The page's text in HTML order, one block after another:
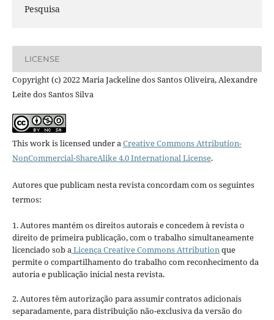
Pesquisa
LICENSE
Copyright (c) 2022 Maria Jackeline dos Santos Oliveira, Alexandre
Leite dos Santos Silva
This work is licensed under aCreative Commons Attribution-
NonCommercial-ShareAlike 4.0 International License.
Autores que publicam nesta revista concordam com os seguintes
termos:
1. Autores mantém os direitos autorais e concedem à revista o
direito de primeira publicação, com o trabalho simultaneamente
licenciado sob aLicença Creative Commons Attributionque
permite o compartilhamento do trabalho com reconhecimento da
autoria e publicação inicial nesta revista.
2. Autores têm autorização para assumir contratos adicionais
separadamente, para distribuição não-exclusiva da versão do